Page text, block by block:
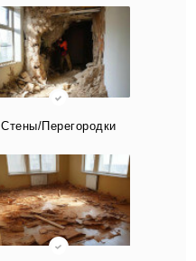
Стены/Перегородки